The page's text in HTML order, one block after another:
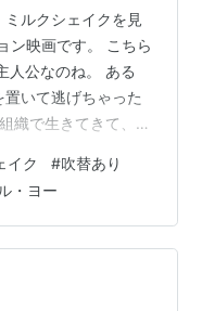
ルクシェイクを見
ン映画です。 こちら
人公なのね。 ある
いて逃げちゃった
織で生きてきて、暗
がある組織に捕ら
入してししまった
なんだな。 まあ、
画 惜しいんですよ。
の戦い。怪我人た
イク #吹替あり
・ヨー